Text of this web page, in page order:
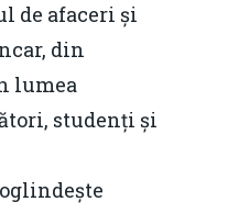
de afaceri și
din
lumea
studenți și